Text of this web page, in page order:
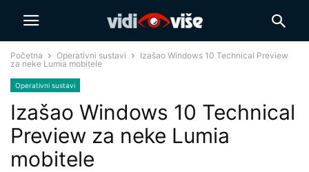
Početna Operativni sustavi
Izašao Windows 10 Technical Preview
za neke Lumia mobitele
Operativni sustavi
Izašao Windows 10 Technical
Preview za neke Lumia
mobitele